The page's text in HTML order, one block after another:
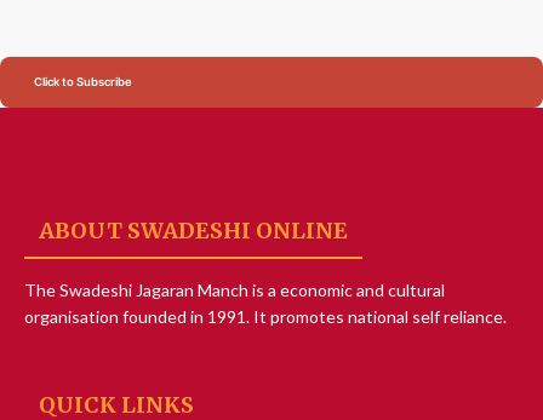
Click to Subscribe
ABOUT SWADESHI ONLINE
The Swadeshi Jagaran Manch is a economic and cultural
organisation founded in 1991. It promotes national self reliance.
QUICK LINKS